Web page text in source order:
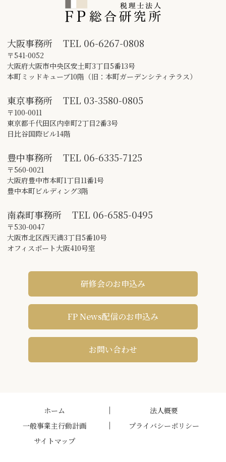
大阪事務所 TEL 06-6267-0808
〒541-0052
大阪府大阪市中央区安土町3丁目5番13号
本町ミッドキューブ10階（旧：本町ガーデンシティテラス）
東京事務所 TEL 03-3580-0805
〒100-0011
東京都千代田区内幸町2丁目2番3号
日比谷国際ビル14階
豊中事務所 TEL 06-6335-7125
〒560-0021
大阪府豊中市本町1丁目11番1号
豊中本町ビルディング3階
南森町事務所 TEL 06-6585-0495
〒530-0047
大阪市北区西天満3丁目5番10号
オフィスポート大阪410号室
研修会のお申込み
FP News配信のお申込み
お問い合わせ
ホーム
法人概要
一般事業主行動計画
プライバシーポリシー
サイトマップ